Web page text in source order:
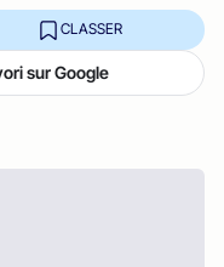
CLASSER
sur Google